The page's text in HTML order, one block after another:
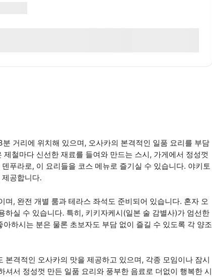
거리에 위치해 있으며, 오사카의 본격적인 일품 요리를 부담
철마다 신선한 재료를 들여와 만드는 스시, 가게에서 정성껏
푸라로, 이 요리들을 코스 메뉴로 즐기실 수 있습니다. 야키토
공합니다.
, 완전 개별 룸과 테라스 좌석도 준비되어 있습니다. 혼자 오
실 수 있습니다. 특히, 키키자케시(일본 술 감별사)가 엄선한
하시는 분은 물론 초보자도 부담 없이 즐길 수 있도록 각 양조
격적인 오사카의 맛을 제공하고 있으며, 각종 모임이나 잠시
서 정성껏 만든 일품 요리와 풍부한 음료로 더없이 행복한 시